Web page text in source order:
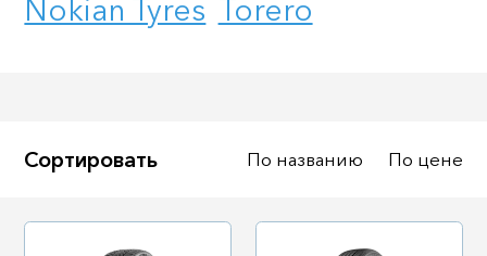
Nokian Tyres Torero
Сортировать По названию По цене